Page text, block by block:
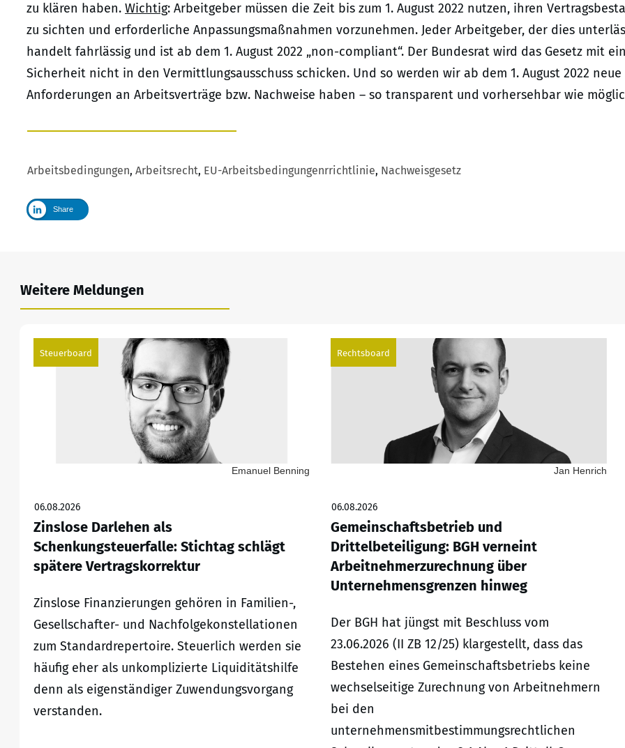
zu klären haben. Wichtig: Arbeitgeber müssen die Zeit bis zum 1. August 2022 nutzen, ihren
zu sichten und erforderliche Anpassungsmaßnahmen vorzunehmen. Jeder Arbeitgeber, der dies
handelt fahrlässig und ist ab dem 1. August 2022 „non-compliant“. Der Bundesrat wird das Gesetz mit
Sicherheit nicht in den Vermittlungsausschuss schicken. Und so werden wir ab dem 1. August 2022 neue
Anforderungen an Arbeitsverträge bzw. Nachweise haben – so transparent und vorhersehbar wie
Arbeitsbedingungen, Arbeitsrecht, EU-Arbeitsbedingungenrrichtlinie, Nachweisgesetz
Share
Weitere Meldungen
Steuerboard
Emanuel Benning
06.08.2026
Zinslose Darlehen als
Schenkungsteuerfalle: Stichtag schlägt
spätere Vertragskorrektur
Zinslose Finanzierungen gehören in Familien-,
Gesellschafter- und Nachfolgekonstellationen
zum Standardrepertoire. Steuerlich werden sie
häufig eher als unkomplizierte Liquiditätshilfe
denn als eigenständiger Zuwendungsvorgang
verstanden.
Rechtsboard
Jan Henrich
06.08.2026
Gemeinschaftsbetrieb und
Drittelbeteiligung: BGH verneint
Arbeitnehmerzurechnung über
Unternehmensgrenzen hinweg
Der BGH hat jüngst mit Beschluss vom
23.06.2026 (II ZB 12/25) klargestellt, dass das
Bestehen eines Gemeinschaftsbetriebs keine
wechselseitige Zurechnung von Arbeitnehmern
bei den
unternehmensmitbestimmungsrechtlichen